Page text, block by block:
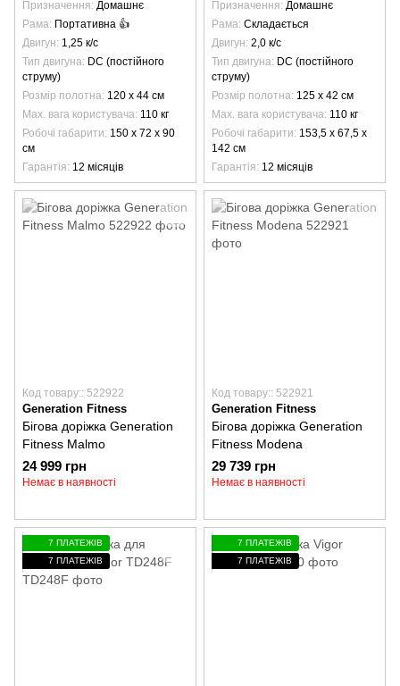
Призначення Домашнє
Рама Портативна 👍
Двигун 1,25 к/с
Тип двигуна DC (постійного
струму)
Розмір полотна 120 х 44 см
Max. вага користувача 110 кг
Робочі габарити 150 х 72 х 90
см
Гарантія 12 місяців
Призначення Домашнє
Рама Складається
Двигун 2,0 к/с
Тип двигуна DC (постійного
струму)
Розмір полотна 125 х 42 см
Max. вага користувача 110 кг
Робочі габарити 153,5 х 67,5 х
142 см
Гарантія 12 місяців
Код товару:: 522922
Generation Fitness
Бігова доріжка Generation
Fitness Malmo
24 999 грн
Немає в наявності
Код товару:: 522921
Generation Fitness
Бігова доріжка Generation
Fitness Modena
29 739 грн
Немає в наявності
7 ПЛАТЕЖІВ
7 ПЛАТЕЖІВ
7 ПЛАТЕЖІВ
7 ПЛАТЕЖІВ